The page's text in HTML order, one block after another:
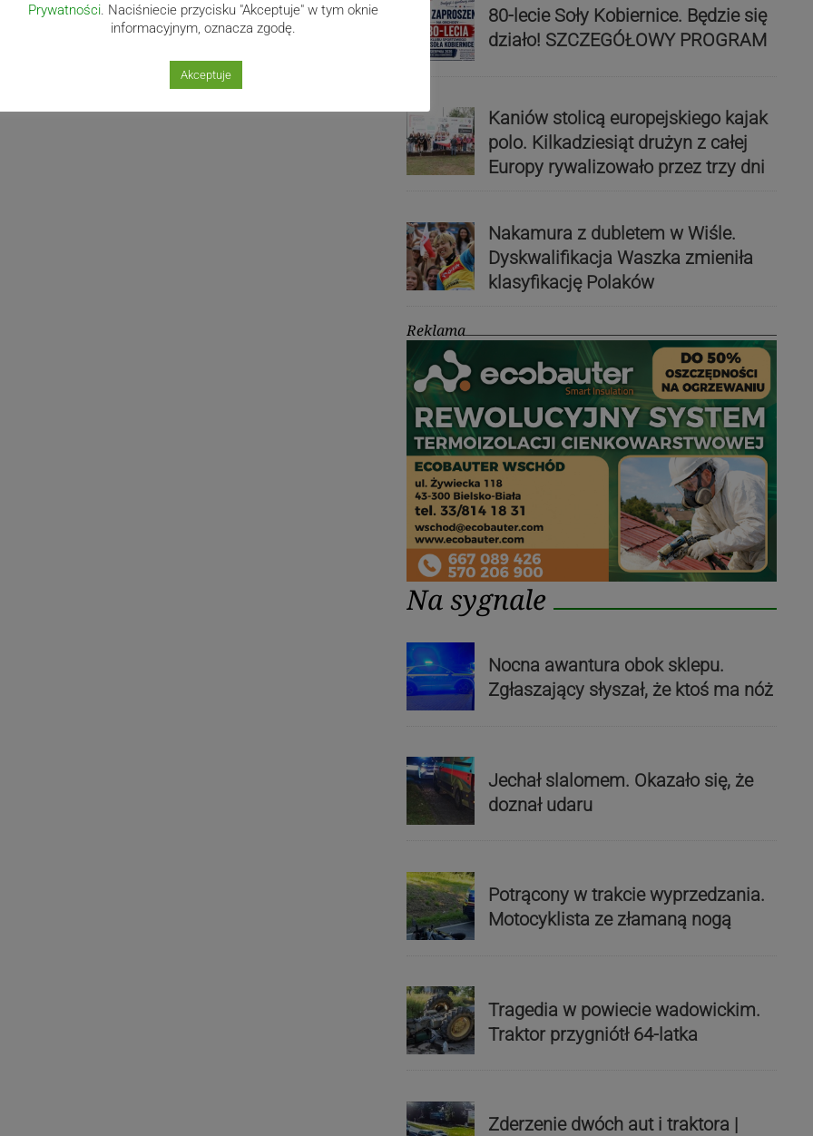
80-lecie Soły Kobiernice. Będzie się
działo! SZCZEGÓŁOWY PROGRAM
Kaniów stolicą europejskiego kajak
polo. Kilkadziesiąt drużyn z całej
Europy rywalizowało przez trzy dni
Nakamura z dubletem w Wiśle.
Dyskwalifikacja Waszka zmieniła
klasyfikację Polaków
Reklama
Na sygnale
Nocna awantura obok sklepu.
Zgłaszający słyszał, że ktoś ma nóż
Jechał slalomem. Okazało się, że
doznał udaru
Potrącony w trakcie wyprzedzania.
Motocyklista ze złamaną nogą
Tragedia w powiecie wadowickim.
Traktor przygniótł 64-latka
Zderzenie dwóch aut i traktora |
Prywatności . Naciśniecie przycisku "Akceptuje" w tym oknie
informacyjnym, oznacza zgodę.
Akceptuje